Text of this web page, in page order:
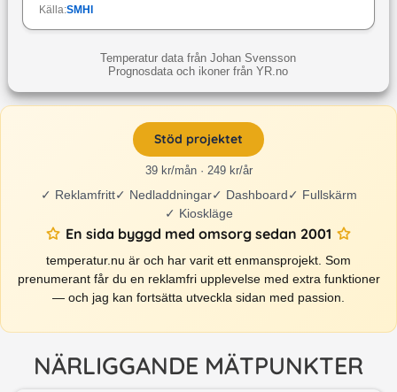
Källa:SMHI
Temperatur data från Johan Svensson
Prognosdata och ikoner från YR.no
Stöd projektet
39 kr/mån · 249 kr/år
✓ Reklamfritt✓ Nedladdningar✓ Dashboard✓ Fullskärm
✓ Kioskläge
En sida byggd med omsorg sedan 2001
temperatur.nu är och har varit ett enmansprojekt. Som
prenumerant får du en reklamfri upplevelse med extra funktioner
— och jag kan fortsätta utveckla sidan med passion.
NÄRLIGGANDE MÄTPUNKTER